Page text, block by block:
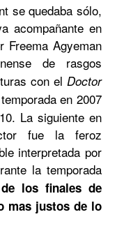
se quedaba sólo,
acompañante en
Freema Agyeman
de rasgos
con el Doctor
en 2007
La siguiente en
fue la feroz
interpretada por
la temporada
los finales de
mas justos de lo